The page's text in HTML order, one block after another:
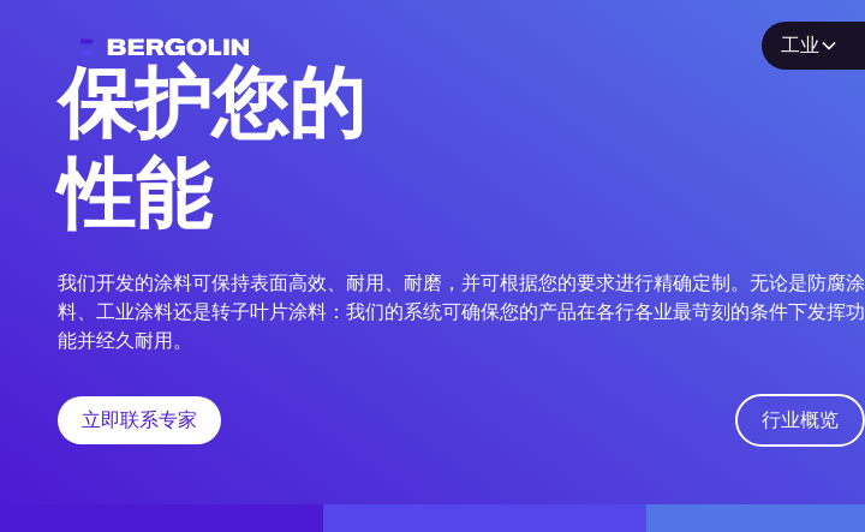
工业
保护您的
性能
我们开发的涂料可保持表面高效、耐用、耐磨，并可根据您的要求进行精确定制。无论是防腐涂
料、工业涂料还是转子叶片涂料：我们的系统可确保您的产品在各行各业最苛刻的条件下发挥功
能并经久耐用。
立即联系专家 行业概览